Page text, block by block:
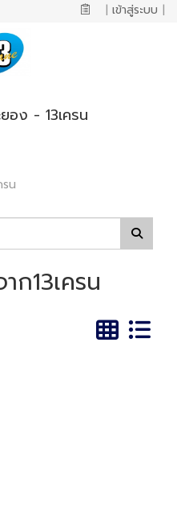
| เข้าสู่ระบบ |
ยอง - 13เครน
รน
ก13เครน